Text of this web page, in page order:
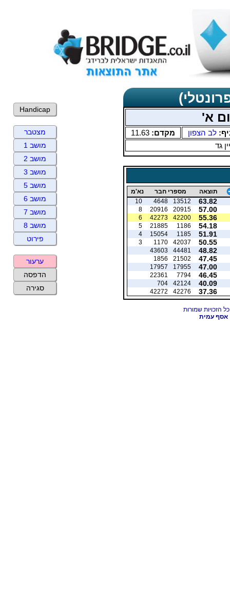
א'
לב הצפון מקדם: 11.63
גד
תוצאה מספרי חבר נא'מ
63.82
13512
4648
10
57.00
20915
20916
8
55.36
42200
42273
6
54.18
1186
21885
5
51.91
1185
15054
4
50.55
42037
1170
3
48.82
44481
43603
47.45
21502
1856
47.00
17955
17957
46.45
7794
22361
40.09
42124
704
37.36
42276
42272
אסף עמית
Handicap
מצטבר
מושב 1
מושב 2
מושב 3
מושב 5
מושב 6
מושב 7
מושב 8
פירוט
ערעור
הדפסה
סגירה